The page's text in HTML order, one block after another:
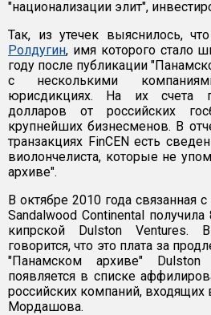
"национализации элит",
Так, из утечек выяснилось,
Ролдугин, имя которого стало
году после публикации
с несколькими
юрисдикциях. На их счета
долларов от российских
крупнейших бизнесменов. В
транзакциях FinCEN есть
виолончелиста, которые не
архиве".
В октябре 2010 года связанная
Sandalwood Continental
кипрской Dulston Ventures.
говорится, что это плата за
"Панамском архиве"
появляется в списке
российских компаний, входящих
Мордашова.